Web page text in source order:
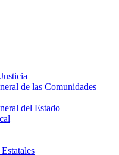
de las Comunidades
del Estado